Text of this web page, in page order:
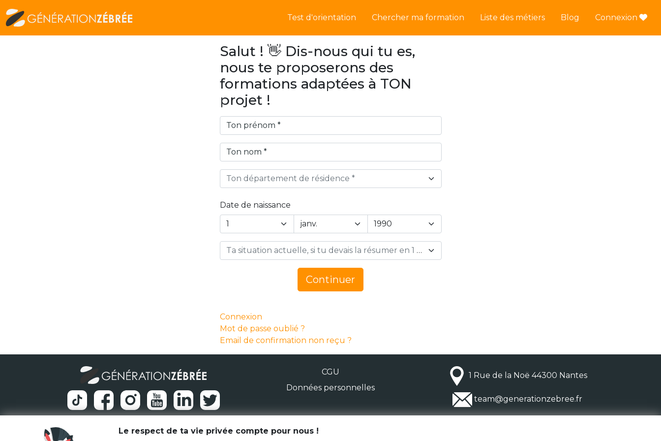
Test d'orientation Chercher ma formation Liste des métiers Blog Connexion
Salut ! 👋 Dis-nous qui tu es,
nous te proposerons des
formations adaptées à TON
projet !
Ton département de résidence *
Date de naissance
Year
Ta situation actuelle, si tu devais la résumer en 1 mot… *
Continuer
Connexion
Mot de passe oublié ?
Email de confirmation non reçu ?
CGU
Données personnelles
1 Rue de la Noë 44300 Nantes
team@generationzebree.fr
© Génération Zébrée 2026
Le respect de ta vie privée compte pour nous !